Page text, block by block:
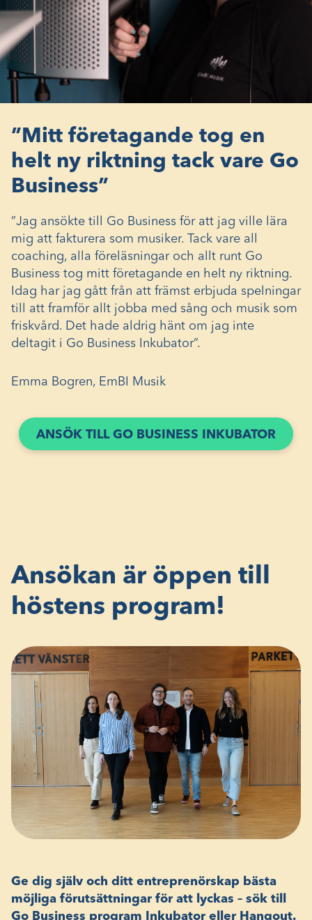
”Mitt företagande tog en
helt ny riktning tack vare Go
Business”
”Jag ansökte till Go Business för att jag ville lära
mig att fakturera som musiker. Tack vare all
coaching, alla föreläsningar och allt runt Go
Business tog mitt företagande en helt ny riktning.
Idag har jag gått från att främst erbjuda spelningar
till att framför allt jobba med sång och musik som
friskvård. Det hade aldrig hänt om jag inte
deltagit i Go Business Inkubator”.
Emma Bogren, EmBI Musik
ANSÖK TILL GO BUSINESS INKUBATOR
Ansökan är öppen till
höstens program!
Ge dig själv och ditt entreprenörskap bästa
möjliga förutsättningar för att lyckas – sök till
Go Business program Inkubator eller Hangout.